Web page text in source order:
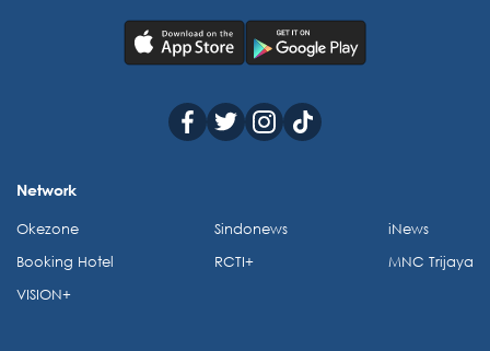
Network
Okezone
Booking Hotel
VISION+
Sindonews
RCTI+
iNews
MNC Trijaya